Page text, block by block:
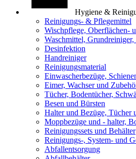
Hygiene &
Reinigungs- & Pflegemittel
Wischpflege, Oberflächen-
Waschmittel,
Desinfektion
Handreiniger
Reinigungsmaterial
Einwascherbezüge,
Eimer, Wachser und
Tücher, Bodentücher,
Besen und Bürsten
Halter und Bezüge, Tücher
Moppbezüge und - halter,
Reinigungssets und Behälter
Reinigungs-, System- und
Abfallentsorgung